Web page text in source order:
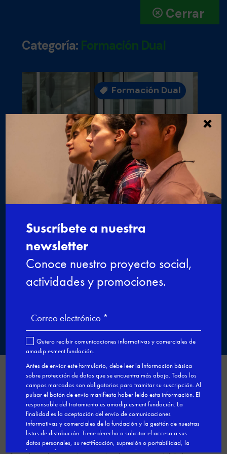
Gestionar el consentimiento
de las cookies
Utilizamos cookies de Google Analytics para analizar nuestros
servicios y la actividad de la web con el fin de mejorar su contenido.
Esta web incluye botones y módulos de redes sociales u de otros
terceros que requieren la instalación de cookies que pueden
implicar la recogida de datos personales de navegación, tales como
direcciones IP o identificadores en línea, por dichos terceros para
Cerrar
Categoría: Formación Dual
 Formación Dual
CP de nivel 2 Formación Dual
Cocina

×